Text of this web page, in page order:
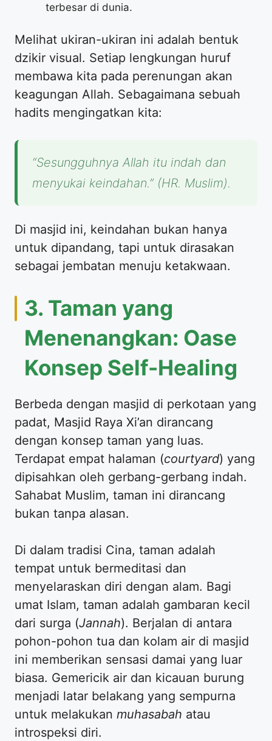
terbesar di dunia.
Melihat ukiran-ukiran ini adalah bentuk
dzikir visual. Setiap lengkungan huruf
membawa kita pada perenungan akan
keagungan Allah. Sebagaimana sebuah
hadits mengingatkan kita:
“Sesungguhnya Allah itu indah dan
menyukai keindahan.” (HR. Muslim).
Di masjid ini, keindahan bukan hanya
untuk dipandang, tapi untuk dirasakan
sebagai jembatan menuju ketakwaan.
3. Taman yang
Menenangkan: Oase
Konsep Self-Healing
Berbeda dengan masjid di perkotaan yang
padat, Masjid Raya Xi’an dirancang
dengan konsep taman yang luas.
Terdapat empat halaman (courtyard) yang
dipisahkan oleh gerbang-gerbang indah.
Sahabat Muslim, taman ini dirancang
bukan tanpa alasan.
Di dalam tradisi Cina, taman adalah
tempat untuk bermeditasi dan
menyelaraskan diri dengan alam. Bagi
umat Islam, taman adalah gambaran kecil
dari surga (Jannah). Berjalan di antara
pohon-pohon tua dan kolam air di masjid
ini memberikan sensasi damai yang luar
biasa. Gemericik air dan kicauan burung
menjadi latar belakang yang sempurna
untuk melakukan muhasabah atau
introspeksi diri.